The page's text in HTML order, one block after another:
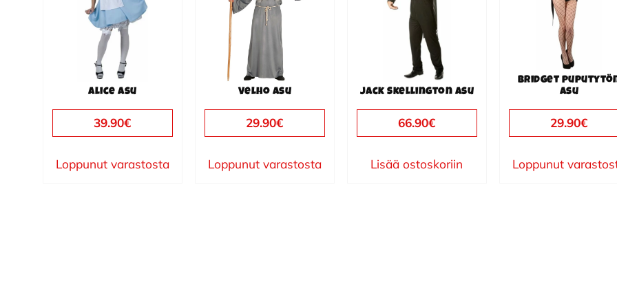
Alice asu
39.90€
Loppunut varastosta
muunnelma.
tuotteen
sivulla.
Velho asu
29.90€
Loppunut varastosta
Jack Skellington asu
66.90€
Lisää ostoskoriin
Bridget
asu
29.90€
Loppunut
muunnelma.
sivulla.